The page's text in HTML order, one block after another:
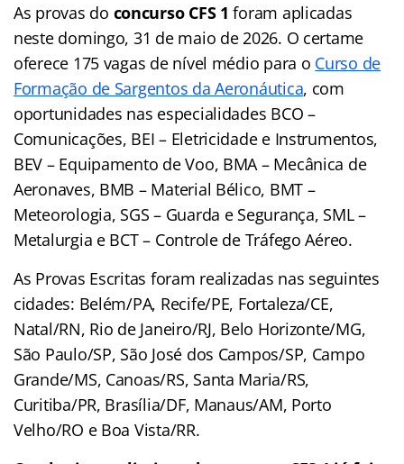
As provas do concurso CFS 1 foram aplicadas
neste domingo, 31 de maio de 2026. O certame
oferece 175 vagas de nível médio para o Curso de
Formação de Sargentos da Aeronáutica, com
oportunidades nas especialidades BCO –
Comunicações, BEI – Eletricidade e Instrumentos,
BEV – Equipamento de Voo, BMA – Mecânica de
Aeronaves, BMB – Material Bélico, BMT –
Meteorologia, SGS – Guarda e Segurança, SML –
Metalurgia e BCT – Controle de Tráfego Aéreo.
As Provas Escritas foram realizadas nas seguintes
cidades: Belém/PA, Recife/PE, Fortaleza/CE,
Natal/RN, Rio de Janeiro/RJ, Belo Horizonte/MG,
São Paulo/SP, São José dos Campos/SP, Campo
Grande/MS, Canoas/RS, Santa Maria/RS,
Curitiba/PR, Brasília/DF, Manaus/AM, Porto
Velho/RO e Boa Vista/RR.